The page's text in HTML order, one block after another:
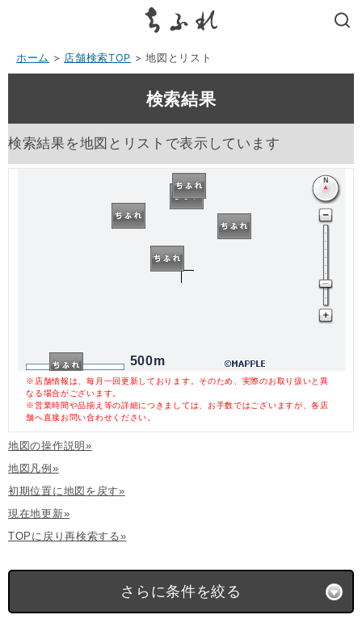
ホーム > 店舗検索TOP > 地図とリスト
検索結果
検索結果を地図とリストで表示しています
500m
※店舗情報は、毎月一回更新しております。そのため、実際のお取り扱いと異
なる場合がございます。
※営業時間や品揃え等の詳細につきましては、お手数ではございますが、各店
舗へ直接お問い合わせください。
地図の操作説明»
地図凡例»
初期位置に地図を戻す»
現在地更新»
TOPに戻り再検索する»
さらに条件を絞る